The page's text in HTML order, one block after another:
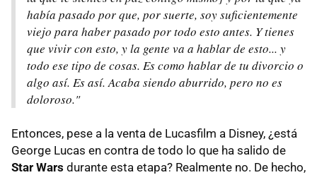
había pasado por que, por suerte, soy suficientemente
viejo para haber pasado por todo esto antes. Y tienes
que vivir con esto, y la gente va a hablar de esto... y
todo ese tipo de cosas. Es como hablar de tu divorcio o
algo así. Es así. Acaba siendo aburrido, pero no es
doloroso."
Entonces, pese a la venta de Lucasfilm a Disney, ¿está
George Lucas en contra de todo lo que ha salido de
Star Wars durante esta etapa? Realmente no. De hecho,